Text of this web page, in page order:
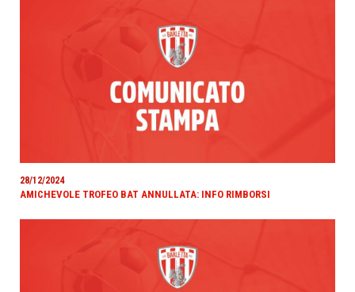
28/12/2024
AMICHEVOLE TROFEO BAT ANNULLATA: INFO RIMBORSI